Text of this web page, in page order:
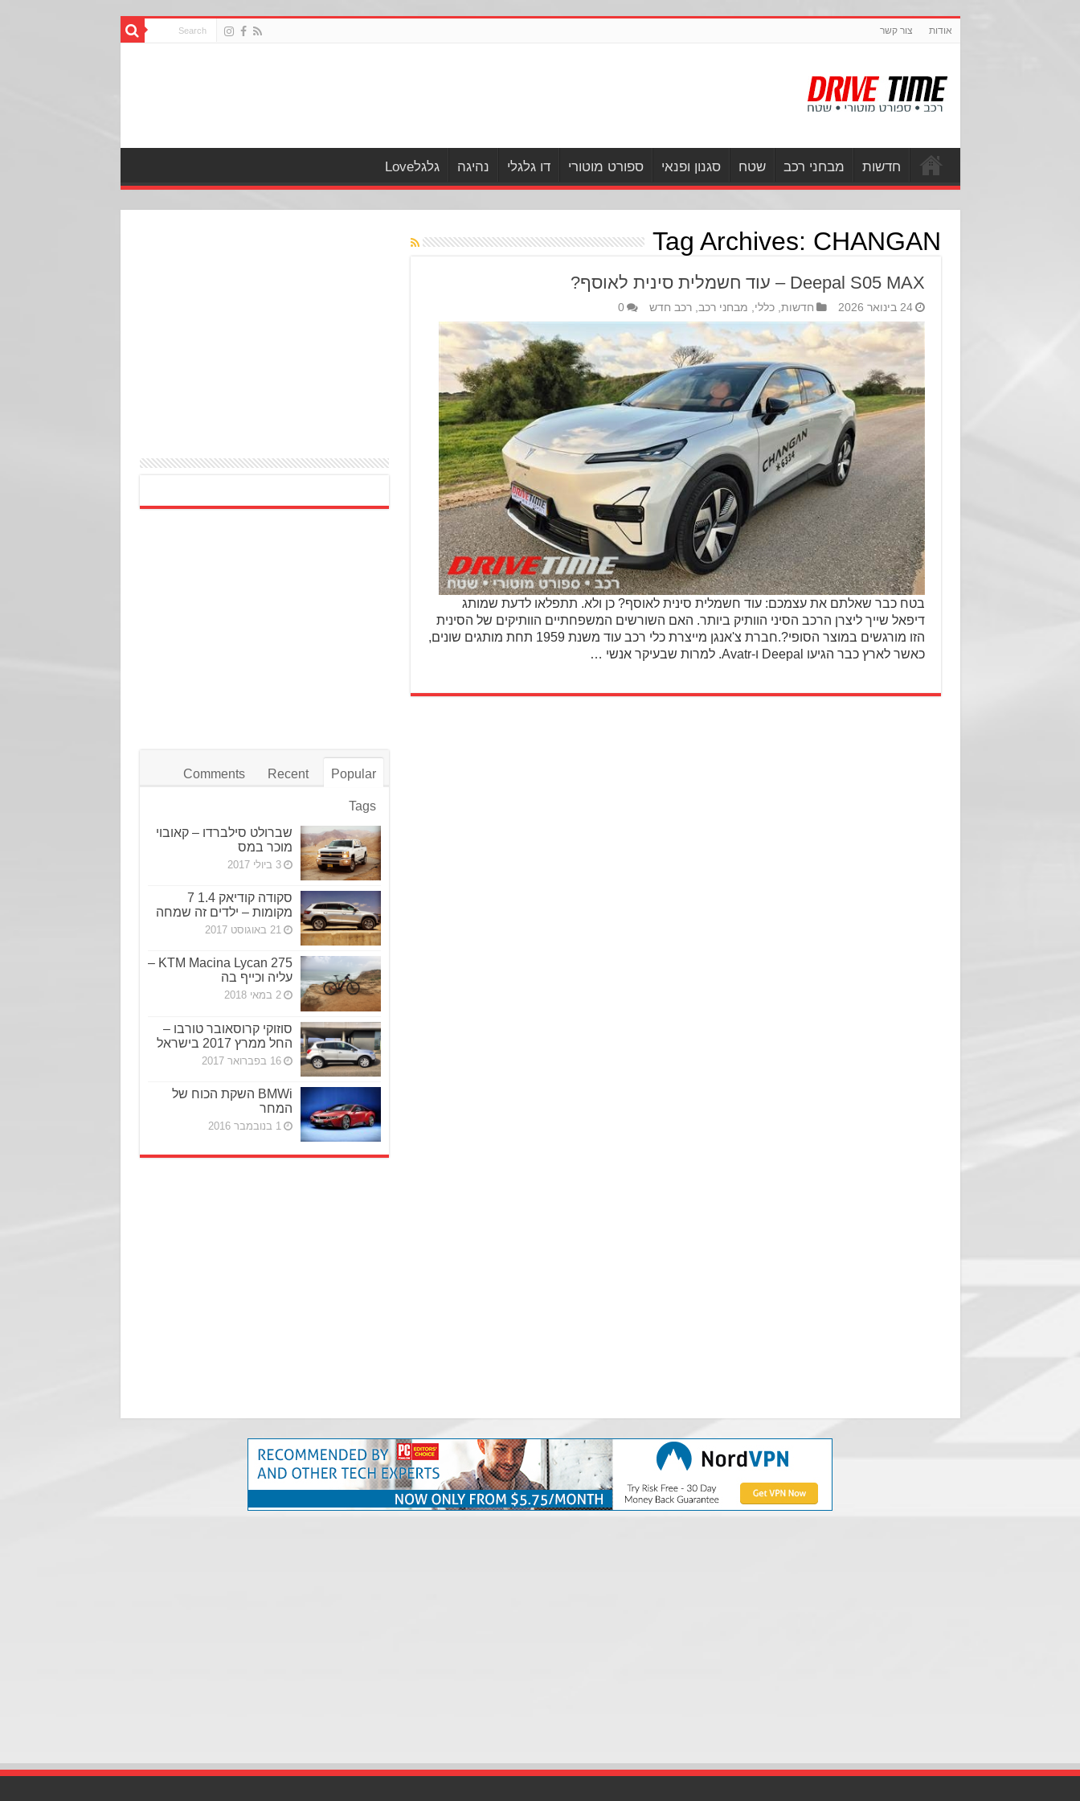
אודות צור קשר
חדשות מבחני רכב שטח סגנון ופנאי ספורט מוטורי דו גלגלי נהיגה גלגלLove
Tag Archives: CHANGAN
Deepal S05 MAX – עוד חשמלית סינית לאוסף?
24 בינואר 2026 חדשות,כללי, מבחני רכב,רכב חדש 0
בטח כבר שאלתם את עצמכם: עוד חשמלית סינית לאוסף? כן ולא. תתפלאו לדעת שמותג
דיפאל שייך ליצרן הרכב הסיני הוותיק ביותר. האם השורשים המשפחתיים הוותיקים של הסינית
הזו מורגשים במוצר הסופי?.חברת צ'אנגן מייצרת כלי רכב עוד משנת 1959 תחת מותגים שונים,
כאשר לארץ כבר הגיעו Deepal ו-Avatr. למרות שבעיקר אנשי …
Popular
Recent
Comments
Tags
שברולט סילברדו – קאובוי
מוכר במס
3 ביולי 2017
סקודה קודיאק 1.4 7
מקומות – ילדים זה שמחה
21 באוגוסט 2017
KTM Macina Lycan 275 –
עליה וכייף בה
2 במאי 2018
סוזוקי קרוסאובר טורבו –
החל ממרץ 2017 בישראל
16 בפברואר 2017
BMWi השקת הכוח של
המחר
1 בנובמבר 2016